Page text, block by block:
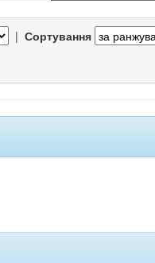
| Сортування